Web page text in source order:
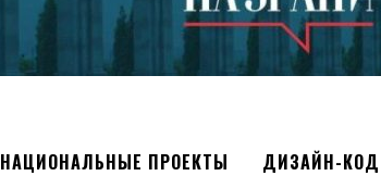
НАЦИОНАЛЬНЫЕ ПРОЕКТЫ ДИЗАЙН-КОД